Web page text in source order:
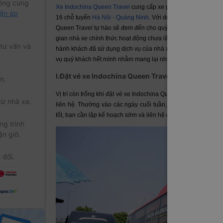
cung
áp
vấn và
nhà xe.
trình
giờ.
Xe Indochina Queen Travel cung cấp xe giường nằm 40 chỗ
16 chỗ tuyến Hà Nội - Quảng Ninh . Với dòng xe thế hệ mới,
Queen Travel tự hào sẽ đem đến cho quý hành khách trên
gian nhà xe chính thức hoạt động chưa lâu, nhưng đã nhận
hành khách đã sử dụng dịch vụ của nhà xe.
vụ quý khách hết mình nhằm mang lại những trải nghiệm tuyệt
I.Đặt vé xe Indochina Queen Travel đi Sapa từ Hà
Vị trí còn trống khi đặt vé xe Indochina Queen Travel Hà Nội
liên hệ. Thường vào các ngày cuối tuần, lượng hành khách
tốt, bạn cần lập kế hoạch sớm và liên hệ đặt giữ chỗ trước.